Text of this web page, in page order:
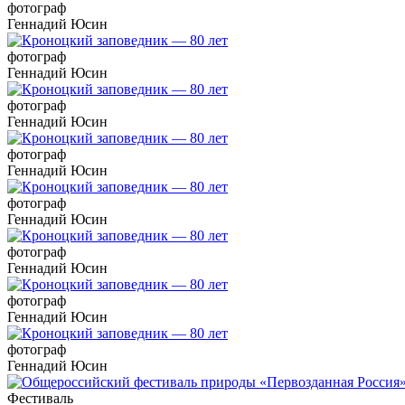
фотограф
Геннадий Юсин
фотограф
Геннадий Юсин
фотограф
Геннадий Юсин
фотограф
Геннадий Юсин
фотограф
Геннадий Юсин
фотограф
Геннадий Юсин
фотограф
Геннадий Юсин
фотограф
Геннадий Юсин
Фестиваль